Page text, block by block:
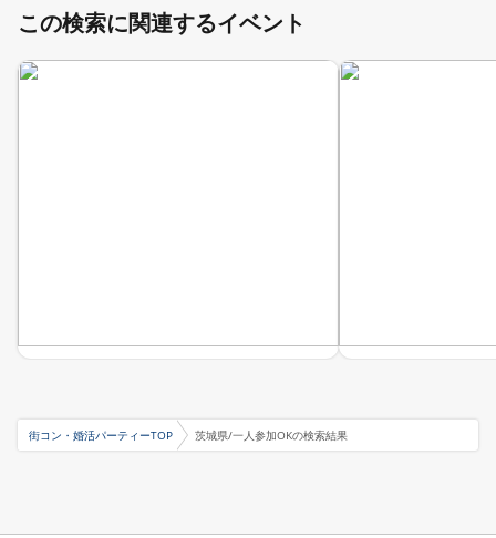
この検索に関連するイベント
街コン・婚活パーティーTOP 茨城県/一人参加OKの検索結果